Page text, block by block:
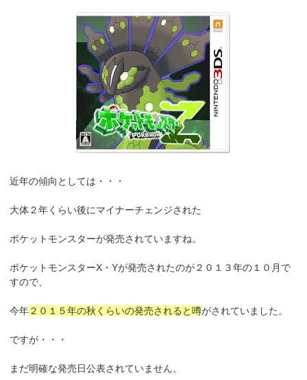
近年の傾向としては・・・
大体２年くらい後にマイナーチェンジされた
ポケットモンスターが発売されていますね。
ポケットモンスターX・Yが発売されたのが２０１３年の１０月で
すので、
今年２０１５年の秋くらいの発売されると噂がされていました。
ですが・・・
まだ明確な発売日公表されていません。